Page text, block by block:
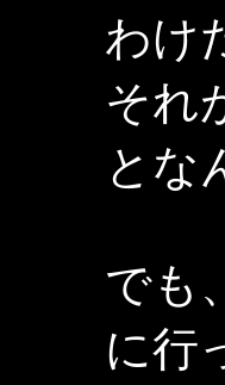
わけ
それ
とな
でも
に行